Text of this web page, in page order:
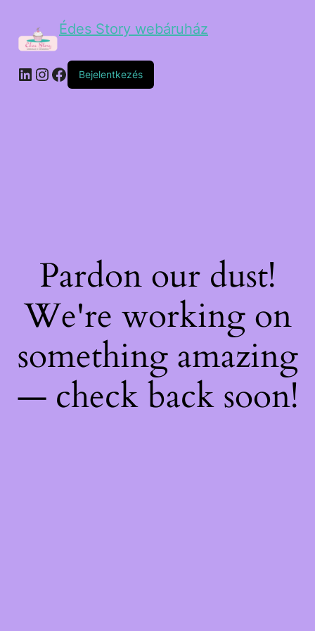
Édes Story webáruház
Bejelentkezés
Pardon our dust!
We're working on
something amazing
— check back soon!